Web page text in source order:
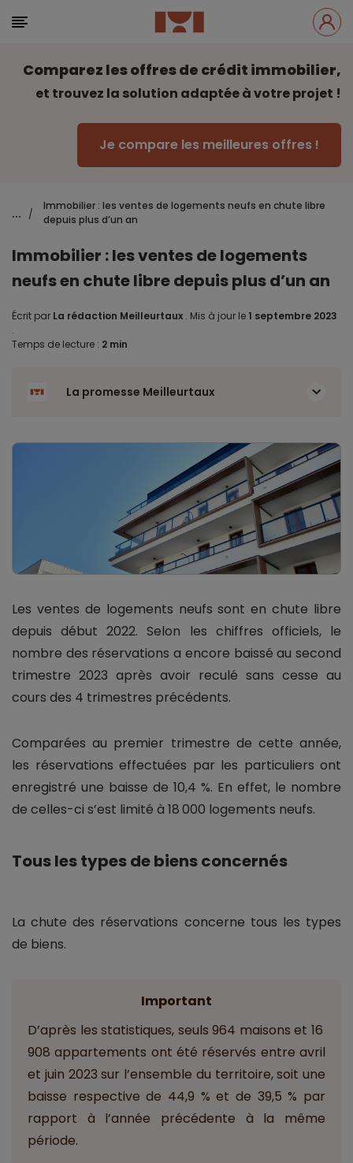
Comparez les offres de crédit immobilier,
et trouvez la solution adaptée à votre projet !
Je compare les meilleures offres !
... /
Immobilier : les ventes de logements neufs en chute libre
depuis plus d’un an
Immobilier : les ventes de logements
neufs en chute libre depuis plus d’un an
Écrit par La rédaction Meilleurtaux . Mis à jour le 1 septembre 2023
.
Temps de lecture : 2 min
La promesse Meilleurtaux
Les ventes de logements neufs sont en chute libre
depuis début 2022. Selon les chiffres officiels, le
nombre des réservations a encore baissé au second
trimestre 2023 après avoir reculé sans cesse au
cours des 4 trimestres précédents.
Comparées au premier trimestre de cette année,
les réservations effectuées par les particuliers ont
enregistré une baisse de 10,4 %. En effet, le nombre
de celles-ci s’est limité à 18 000 logements neufs.
Tous les types de biens concernés
La chute des réservations concerne tous les types
de biens.
Important
D’après les statistiques, seuls 964 maisons et 16
908 appartements ont été réservés entre avril
et juin 2023 sur l’ensemble du territoire, soit une
baisse respective de 44,9 % et de 39,5 % par
rapport à l’année précédente à la même
période.